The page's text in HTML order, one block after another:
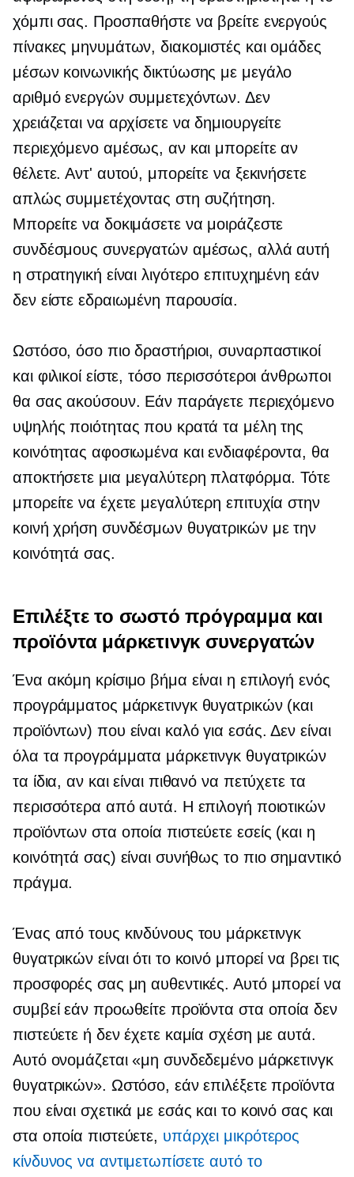
χόμπι σας. Προσπαθήστε να βρείτε ενεργούς
πίνακες μηνυμάτων, διακομιστές και ομάδες
μέσων κοινωνικής δικτύωσης με μεγάλο
αριθμό ενεργών συμμετεχόντων. Δεν
χρειάζεται να αρχίσετε να δημιουργείτε
περιεχόμενο αμέσως, αν και μπορείτε αν
θέλετε. Αντ' αυτού, μπορείτε να ξεκινήσετε
απλώς συμμετέχοντας στη συζήτηση.
Μπορείτε να δοκιμάσετε να μοιράζεστε
συνδέσμους συνεργατών αμέσως, αλλά αυτή
η στρατηγική είναι λιγότερο επιτυχημένη εάν
δεν είστε εδραιωμένη παρουσία.
Ωστόσο, όσο πιο δραστήριοι, συναρπαστικοί
και φιλικοί είστε, τόσο περισσότεροι άνθρωποι
θα σας ακούσουν. Εάν παράγετε περιεχόμενο
υψηλής ποιότητας που κρατά τα μέλη της
κοινότητας αφοσιωμένα και ενδιαφέροντα, θα
αποκτήσετε μια μεγαλύτερη πλατφόρμα. Τότε
μπορείτε να έχετε μεγαλύτερη επιτυχία στην
κοινή χρήση συνδέσμων θυγατρικών με την
κοινότητά σας.
Επιλέξτε το σωστό πρόγραμμα και
προϊόντα μάρκετινγκ συνεργατών
Ένα ακόμη κρίσιμο βήμα είναι η επιλογή ενός
προγράμματος μάρκετινγκ θυγατρικών (και
προϊόντων) που είναι καλό για εσάς. Δεν είναι
όλα τα προγράμματα μάρκετινγκ θυγατρικών
τα ίδια, αν και είναι πιθανό να πετύχετε τα
περισσότερα από αυτά. Η επιλογή ποιοτικών
προϊόντων στα οποία πιστεύετε εσείς (και η
κοινότητά σας) είναι συνήθως το πιο σημαντικό
πράγμα.
Ένας από τους κινδύνους του μάρκετινγκ
θυγατρικών είναι ότι το κοινό μπορεί να βρει τις
προσφορές σας μη αυθεντικές. Αυτό μπορεί να
συμβεί εάν προωθείτε προϊόντα στα οποία δεν
πιστεύετε ή δεν έχετε καμία σχέση με αυτά.
Αυτό ονομάζεται «μη συνδεδεμένο μάρκετινγκ
θυγατρικών». Ωστόσο, εάν επιλέξετε προϊόντα
που είναι σχετικά με εσάς και το κοινό σας και
στα οποία πιστεύετε, υπάρχει μικρότερος
κίνδυνος να αντιμετωπίσετε αυτό το